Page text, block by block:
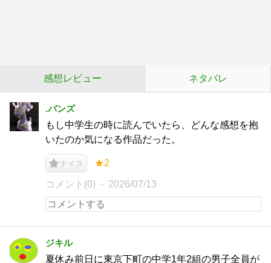
感想レビュー ネタバレ
.バンズ
もし中学生の時に読んでいたら、どんな感想を抱
いたのか気になる作品だった。
ナイス ★2
コメント(0) 2026/07/13
ジキル
夏休み前日に東京下町の中学1年2組の男子全員が